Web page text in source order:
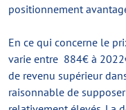
positionnement
En ce qui concerne le
varie entre 884€ à
de revenu supérieur
raisonnable de